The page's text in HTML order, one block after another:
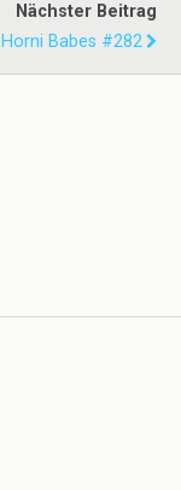
Nächster Beitrag
Horni Babes #282